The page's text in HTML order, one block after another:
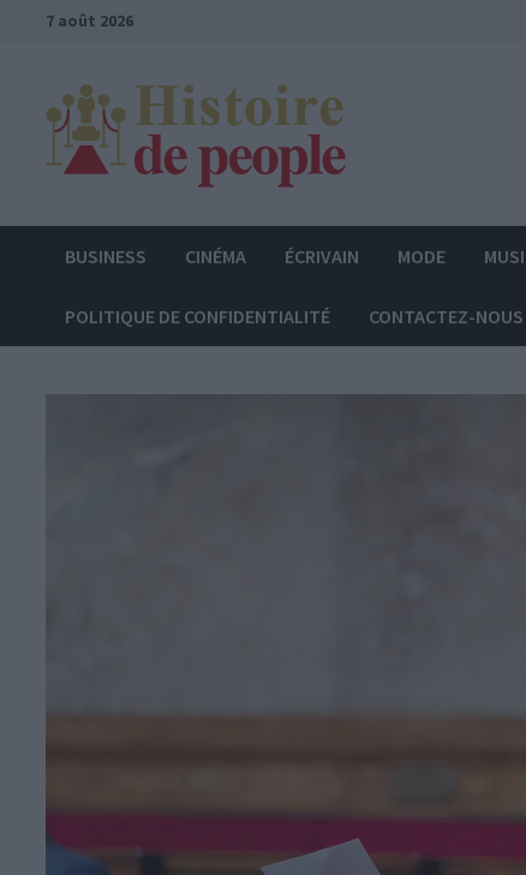
Passer7 août 2026
BUSINESS CINÉMA ÉCRIVAIN MODE
POLITIQUE DE CONFIDENTIALITÉ CONTACTEZ-NOUS